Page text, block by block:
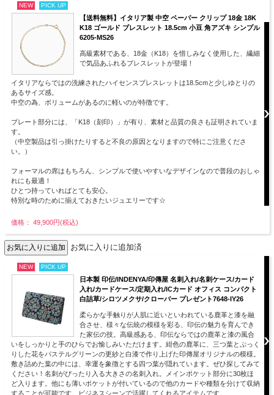
NEW PICK UP
【送料無料】イタリア製 中空 ペーパー クリップ 18金 18K
K18 ゴールド ブレスレット 18.5cm 小豆 角アズキ シンプル
6205-MS26
高級素材である、18金（K18）を惜しみなく使用した、繊細
で気品あふれるブレスレットが登場！
イタリアならではの洗練されたハイセンスブレスレットは18.5cmと少しゆとりの
あるサイズ感。
中空の為、ボリュームがあるのに軽いのが特徴です。
プレート部分には、「K18（刻印）」が有り、素材と品質の良さも証明されていま
す。
（中空製品は引っ掛けたりすると不良の原因となりますので特にご注意くださ
い。）
フォーマルの席はもちろん、シンプルで使いやすいなデザインなので普段のおしゃ
れにも最適！
ひとつ持っていればとても安心。
特別な時のために揃えておきたいジュエリーです☆
価格： 49,900円(税込)
お気に入りに追加済
NEW PICK UP
日本製 印伝/INDENYA/印傳屋 名刺入れ/名刺ケース/カード
入れ/カードケース/定期入れ/ICカード オフィス コンパクト
白詰草/シロツメクサ/クローバー プレゼント7648-IY26
柔らかな手触りが人肌に近いといわれている鹿革と漆を融
合させ、様々な伝統の模様を彩る、印伝の魅力を育んでき
た家伝の技。高級感ある、印伝ならではの鹿革と漆の風合
いをしっかりと手のひらでお愉しみいただけます。紺色の鹿革に、三つ葉とぷっく
りした花をパステルグリーンの更紗と白漆で作り上げた印傳屋オリジナルの模様。
敷き詰めた葉の中には、幸運を象徴とする四つ葉が隠れています。ぜひ探してみて
ください！名刺がぴったり入る大きさの名刺入れ。メインポケット部分に30枚ほ
ど入ります。他にも薄いポケットが付いているので他のカードや種類を分けて収納
することが可能です。ビジネスシーンで活躍してくれるアイテムです。